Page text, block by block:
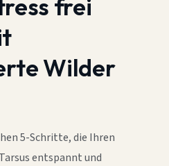
frei
Wilder
5-Schritte, die Ihren
entspannt und